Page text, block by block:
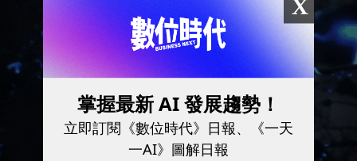
X
掌握最新 AI 發展趨勢！
立即訂閱《數位時代》日報、《一天
一AI》圖解日報